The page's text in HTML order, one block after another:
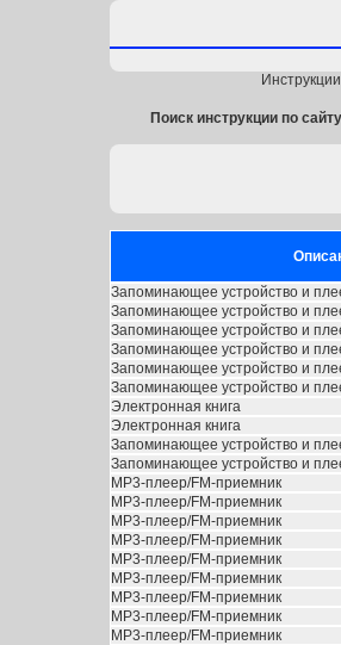
Поиск инструкции по
Запоминающее устройство и
Запоминающее устройство и
Запоминающее устройство и
Запоминающее устройство и
Запоминающее устройство и
Запоминающее устройство и
Электронная книга
Электронная книга
Запоминающее устройство и
Запоминающее устройство и
MP3-плеер/FM-приемник
MP3-плеер/FM-приемник
MP3-плеер/FM-приемник
MP3-плеер/FM-приемник
MP3-плеер/FM-приемник
MP3-плеер/FM-приемник
MP3-плеер/FM-приемник
MP3-плеер/FM-приемник
MP3-плеер/FM-приемник